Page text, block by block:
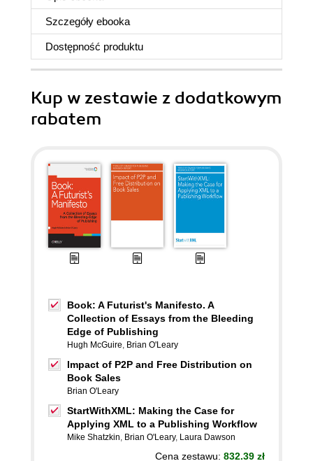
Szczegóły ebooka
Dostępność produktu
Kup w zestawie z dodatkowym
rabatem
Book: A Futurist's Manifesto. A
Collection of Essays from the Bleeding
Edge of Publishing
Hugh McGuire, Brian O'Leary
Impact of P2P and Free Distribution on
Book Sales
Brian O'Leary
StartWithXML: Making the Case for
Applying XML to a Publishing Workflow
Mike Shatzkin, Brian O'Leary, Laura Dawson
Cena zestawu: 832.39 zł